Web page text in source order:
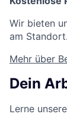
Wir bieten
am Standort.
Mehr über
Dein
Lerne